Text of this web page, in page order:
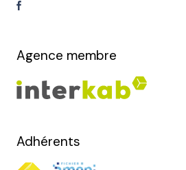
Agence membre
Adhérents